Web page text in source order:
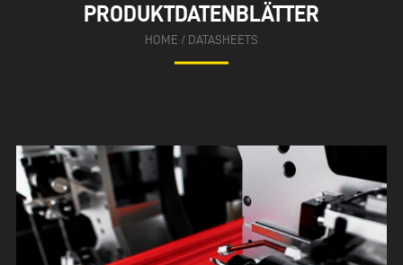
PRODUKTDATENBLÄTTER
HOME / DATASHEETS